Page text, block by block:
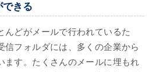
できる
んどがメールで行われているた
信フォルダには、多くの企業から
ます。たくさんのメールに埋もれ